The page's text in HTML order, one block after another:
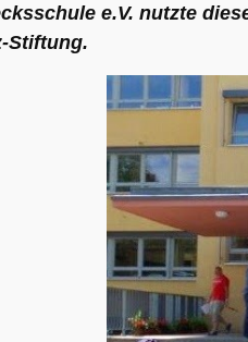
e.V. nutzte
Stiftung.